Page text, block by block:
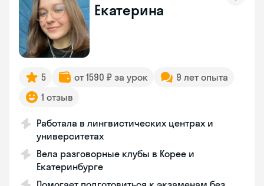
Екатерина
5 от 1590 ₽ за урок
9 лет опыта
1 отзыв
Работала в лингвистических центрах и
университетах
Вела разговорные клубы в Корее и
Екатеринбурге